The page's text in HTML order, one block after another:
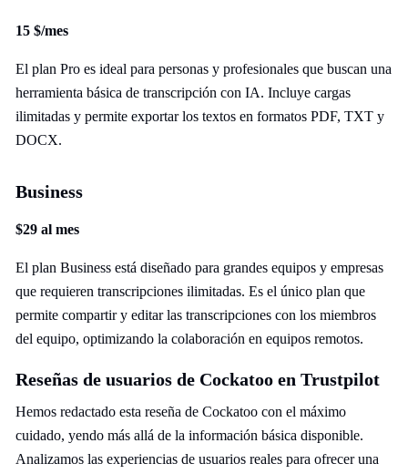
15 $/mes
El plan Pro es ideal para personas y profesionales que buscan una
herramienta básica de transcripción con IA. Incluye cargas
ilimitadas y permite exportar los textos en formatos PDF, TXT y
DOCX.
Business
$29 al mes
El plan Business está diseñado para grandes equipos y empresas
que requieren transcripciones ilimitadas. Es el único plan que
permite compartir y editar las transcripciones con los miembros
del equipo, optimizando la colaboración en equipos remotos.
Reseñas de usuarios de Cockatoo en Trustpilot
Hemos redactado esta reseña de Cockatoo con el máximo
cuidado, yendo más allá de la información básica disponible.
Analizamos las experiencias de usuarios reales para ofrecer una